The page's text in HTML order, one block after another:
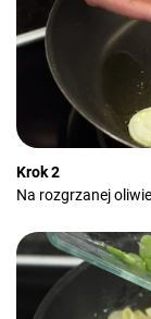
Krok 2
Na rozgrzanej